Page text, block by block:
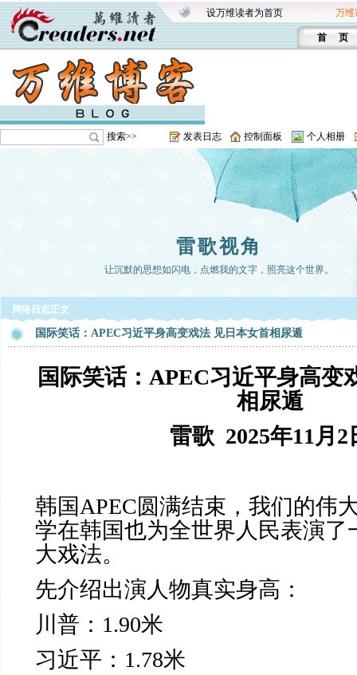
设万维读者为首页 万维
首 页
搜索>> 发表日志 控制面板 个人相册
雷歌视角
让沉默的思想如闪电，点燃我的文字，照亮这个世界。
网络日志正文
国际笑话：APEC习近平身高变戏法 见日本女首相尿遁
国际笑话： APEC习近平身高变
相尿遁
雷歌 2025年11月 2
韩国APEC圆满结束，我们的伟
学在韩国也为全世界人民表演了
大戏法。
先介绍出演人物真实身高：
川普： 1.90米
习近平： 1.78米